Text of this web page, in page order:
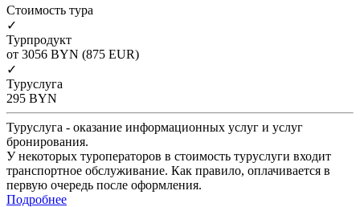
Cтоимость тура
✓
Турпродукт
от 3056 BYN (875 EUR)
✓
Туруслуга
295 BYN
Туруслуга - оказание информационных услуг и услуг
бронирования.
У некоторых туроператоров в стоимость туруслуги входит
транспортное обслуживание. Как правило, оплачивается в
первую очередь после оформления.
Подробнее